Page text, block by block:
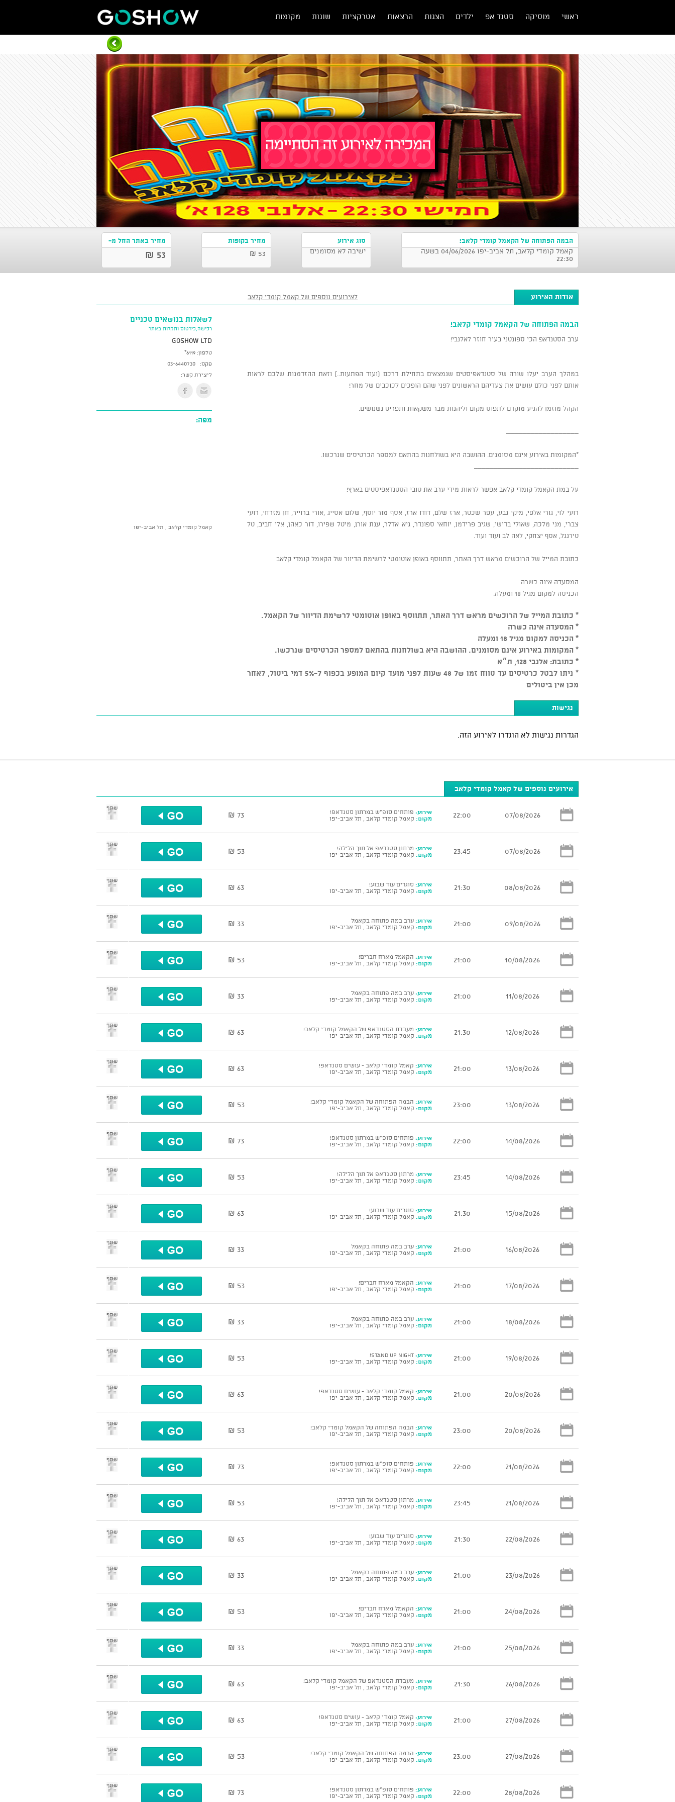
ראשי מוסיקה סטנד אפ ילדים הצגות הרצאות אטרקציות שונות מקומות
הבמה הפתוחה של הקאמל קומדי קלאב!
קאמל קומדי קלאב, תל אביב-יפו 04/06/2026 בשעה
22:30
סוג אירוע
ישיבה לא מסומנים
מחיר בקופות
53 ₪
מחיר באתר החל מ-
53 ₪
אודות האירוע לאירועים נוספים של קאמל קומדי קלאב
הבמה הפתוחה של הקאמל קומדי קלאב!
ערב הסטנדאפ הכי ספונטני בעיר חוזר לאלנבי!
במהלך הערב יעלו שורה של סטנדאפיסטים שנמצאים בתחילת דרכם (ועוד הפתעות..) וזאת ההזדמנות שלכם לראות
אותם לפני כולם עושים את צעדיהם הראשונים לפני שהם הופכים לכוכבים של מחר!
הקהל מוזמן להגיע מוקדם לתפוס מקום וליהנות מבר משקאות ותפריט נשנושים.
*המקומות באירוע אינם מסומנים. ההושבה היא בשולחנות בהתאם למספר הכרטיסים שנרכשו.
על במת הקאמל קומדי קלאב אפשר לראות מידי ערב את טובי הסטנדאפיסטים בארץ!
רועי לוי, גורי אלפי, מיקי גבע, עפר שכטר, ארז שלם, דודו ארז, אסף מור יוסף, שלום אסייג ,אורי ברוייר, חן מזרחי, רועי
צברי, מני מלכה, שאולי בדישי, שגיב פרידמן, יוחאי ספונדר, גיא אדלר, ענת אורן, מיטל שפירו, דור כאהן, אלי חביב, טל
טירנגל, אסף יצחקי, לאה לב ועוד ועוד.
כתובת המייל של הרוכשים מראש דרך האתר, תתווסף באופן אוטומטי לרשימת הדיוור של הקאמל קומדי קלאב
המסעדה אינה כשרה.
הכניסה למקום מגיל 18 ומעלה.
* כתובת המייל של הרוכשים מראש דרך האתר, תתווסף באופן אוטומטי לרשימת הדיוור של הקאמל.
* המסעדה אינה כשרה
* הכניסה למקום מגיל 18 ומעלה
* המקומות באירוע אינם מסומנים. ההושבה היא בשולחנות בהתאם למספר הכרטיסים שנרכשו.
* כתובת: אלנבי 128, ת״א
* ניתן לבטל כרטיסים עד טווח זמן של 48 שעות לפני מועד קיום המופע בכפוף ל-5% דמי ביטול, לאחר
מכן אין ביטולים
לשאלות בנושאים טכניים
רכישה,כירטוס ותקלות באתר
GoShow LTD
טלפון: *6119
פקס:
03-6440730
ליצירת קשר:
מפה:
קאמל קומדי קלאב , תל אביב-יפו
נגישות
הגדרות נגישות לא הוגדרו לאירוע הזה.
אירועים נוספים של קאמל קומדי קלאב
07/08/2026
22:00 אירוע: פותחים סופ"ש במרתון סטנדאפ!
מקום: קאמל קומדי קלאב , תל אביב-יפו 73 ₪
שתף
07/08/2026
23:45 אירוע: מרתון סטנדאפ אל תוך הלילה!
מקום: קאמל קומדי קלאב , תל אביב-יפו 53 ₪
שתף
08/08/2026
21:30 אירוע: סוגרים עוד שבוע!
מקום: קאמל קומדי קלאב , תל אביב-יפו 63 ₪
שתף
09/08/2026
21:00 אירוע: ערב במה פתוחה בקאמל
מקום: קאמל קומדי קלאב , תל אביב-יפו 33 ₪
שתף
10/08/2026
21:00 אירוע: הקאמל מארח חברים!
מקום: קאמל קומדי קלאב , תל אביב-יפו 53 ₪
שתף
11/08/2026
21:00 אירוע: ערב במה פתוחה בקאמל
מקום: קאמל קומדי קלאב , תל אביב-יפו 33 ₪
שתף
12/08/2026
21:30 אירוע: מעבדת הסטנדאפ של הקאמל קומדי קלאב!
מקום: קאמל קומדי קלאב , תל אביב-יפו 63 ₪
שתף
13/08/2026
21:00 אירוע: קאמל קומדי קלאב - עושים סטנדאפ!
מקום: קאמל קומדי קלאב , תל אביב-יפו 63 ₪
שתף
13/08/2026
23:00 אירוע: הבמה הפתוחה של הקאמל קומדי קלאב!
מקום: קאמל קומדי קלאב , תל אביב-יפו 53 ₪
שתף
14/08/2026
22:00 אירוע: פותחים סופ"ש במרתון סטנדאפ!
מקום: קאמל קומדי קלאב , תל אביב-יפו 73 ₪
שתף
14/08/2026
23:45 אירוע: מרתון סטנדאפ אל תוך הלילה!
מקום: קאמל קומדי קלאב , תל אביב-יפו 53 ₪
שתף
15/08/2026
21:30 אירוע: סוגרים עוד שבוע!
מקום: קאמל קומדי קלאב , תל אביב-יפו 63 ₪
שתף
16/08/2026
21:00 אירוע: ערב במה פתוחה בקאמל
מקום: קאמל קומדי קלאב , תל אביב-יפו 33 ₪
שתף
17/08/2026
21:00 אירוע: הקאמל מארח חברים!
מקום: קאמל קומדי קלאב , תל אביב-יפו 53 ₪
שתף
18/08/2026
21:00 אירוע: ערב במה פתוחה בקאמל
מקום: קאמל קומדי קלאב , תל אביב-יפו 33 ₪
שתף
19/08/2026
21:00 אירוע:
מקום: קאמל קומדי קלאב , תל אביב-יפו 53 ₪
שתף
20/08/2026
21:00 אירוע: קאמל קומדי קלאב - עושים סטנדאפ!
מקום: קאמל קומדי קלאב , תל אביב-יפו 63 ₪
שתף
20/08/2026
23:00 אירוע: הבמה הפתוחה של הקאמל קומדי קלאב!
מקום: קאמל קומדי קלאב , תל אביב-יפו 53 ₪
שתף
21/08/2026
22:00 אירוע: פותחים סופ"ש במרתון סטנדאפ!
מקום: קאמל קומדי קלאב , תל אביב-יפו 73 ₪
שתף
21/08/2026
23:45 אירוע: מרתון סטנדאפ אל תוך הלילה!
מקום: קאמל קומדי קלאב , תל אביב-יפו 53 ₪
שתף
22/08/2026
21:30 אירוע: סוגרים עוד שבוע!
מקום: קאמל קומדי קלאב , תל אביב-יפו 63 ₪
שתף
23/08/2026
21:00 אירוע: ערב במה פתוחה בקאמל
מקום: קאמל קומדי קלאב , תל אביב-יפו 33 ₪
שתף
24/08/2026
21:00 אירוע: הקאמל מארח חברים!
מקום: קאמל קומדי קלאב , תל אביב-יפו 53 ₪
שתף
25/08/2026
21:00 אירוע: ערב במה פתוחה בקאמל
מקום: קאמל קומדי קלאב , תל אביב-יפו 33 ₪
שתף
26/08/2026
21:30 אירוע: מעבדת הסטנדאפ של הקאמל קומדי קלאב!
מקום: קאמל קומדי קלאב , תל אביב-יפו 63 ₪
שתף
27/08/2026
21:00 אירוע: קאמל קומדי קלאב - עושים סטנדאפ!
מקום: קאמל קומדי קלאב , תל אביב-יפו 63 ₪
שתף
27/08/2026
23:00 אירוע: הבמה הפתוחה של הקאמל קומדי קלאב!
מקום: קאמל קומדי קלאב , תל אביב-יפו 53 ₪
שתף
28/08/2026
22:00 אירוע: פותחים סופ"ש במרתון סטנדאפ!
מקום: קאמל קומדי קלאב , תל אביב-יפו 73 ₪
שתף